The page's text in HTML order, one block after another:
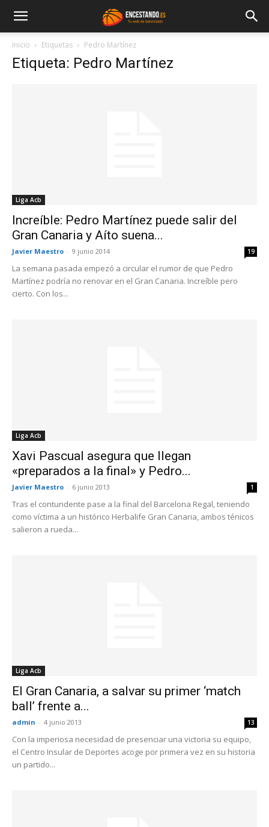
Inicio Etiquetas Pedro Martínez
Etiqueta: Pedro Martínez
Liga Acb
Increíble: Pedro Martínez puede salir del
Gran Canaria y Aíto suena...
Javier Maestro - 9 junio 2014 19
La semana pasada empezó a circular el rumor de que Pedro
Martínez podría no renovar en el Gran Canaria. Increíble pero
cierto. Con los...
Liga Acb
Xavi Pascual asegura que llegan
«preparados a la final» y Pedro...
Javier Maestro - 6 junio 2013 1
Tras el contundente pase a la final del Barcelona Regal, teniendo
como víctima a un histórico Herbalife Gran Canaria, ambos ténicos
salieron a rueda...
Liga Acb
El Gran Canaria, a salvar su primer ‘match
ball’ frente a...
admin - 4 junio 2013 13
Con la imperiosa necesidad de presenciar una victoria su equipo,
el Centro Insular de Deportes acoge por primera vez en su historia
un partido...